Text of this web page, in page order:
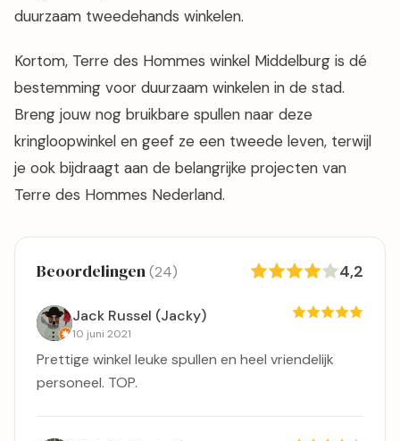
duurzaam tweedehands winkelen.
Kortom, Terre des Hommes winkel Middelburg is dé
bestemming voor duurzaam winkelen in de stad.
Breng jouw nog bruikbare spullen naar deze
kringloopwinkel en geef ze een tweede leven, terwijl
je ook bijdraagt aan de belangrijke projecten van
Terre des Hommes Nederland.
Beoordelingen(24) 4,2
Jack Russel (Jacky)
10 juni 2021
Prettige winkel leuke spullen en heel vriendelijk
personeel. TOP.